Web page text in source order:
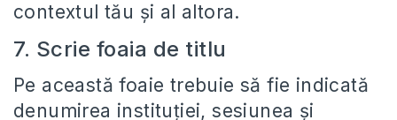
contextul tău și al altora.
7. Scrie foaia de titlu
Pe această foaie trebuie să fie indicată
denumirea instituției, sesiunea și